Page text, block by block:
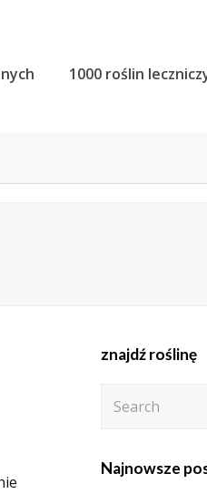
1000 roślin
znajdź roślinę
Najnowsze